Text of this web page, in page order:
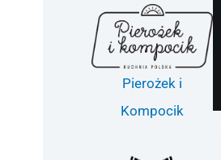
Pierożek i
Kompocik